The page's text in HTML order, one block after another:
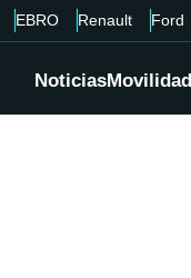
EBRO Renault Ford
NoticiasMovilidad